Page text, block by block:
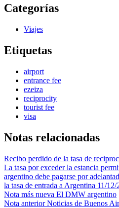
Categorías
Viajes
Etiquetas
airport
entrance fee
ezeiza
reciprocity
tourist fee
visa
Notas relacionadas
Recibo perdido de la tasa de
La tasa por exceder la estancia
argentino debe pagarse por
la tasa de entrada a Argentina 11/12/
Nota más nueva El DMW argentino
Nota anterior Noticias de Buenos